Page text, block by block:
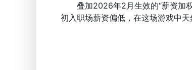
叠加2026年2月生效的“薪资加权
初入职场薪资偏低，在这场游戏中天